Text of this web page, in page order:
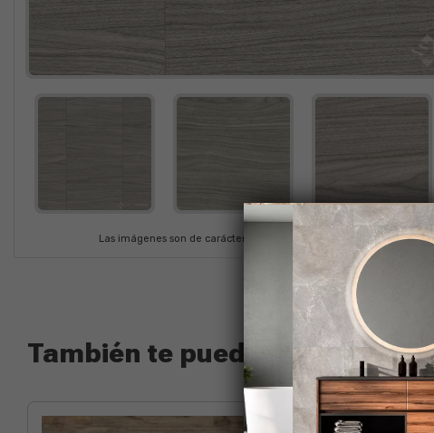
Las imágenes son de carácter ilustrativo. En cada producción el
También te puede interesar